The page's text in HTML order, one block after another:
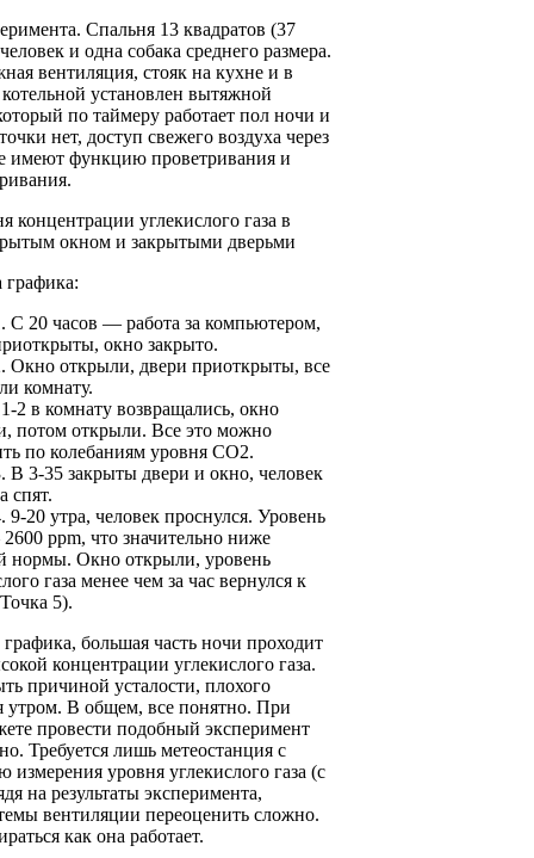
Спальня 13 квадратов (37
и одна собака среднего размера.
вентиляция, стояк на кухне и в
установлен вытяжной
по таймеру работает пол ночи и
нет, доступ свежего воздуха через
имеют функцию проветривания и
концентрации углекислого газа в
окном и закрытыми дверьми
С 20 часов — работа за компьютером,
окно закрыто.
Окно открыли, двери приоткрыты, все
комнату.
2 в комнату возвращались, окно
потом открыли. Все это можно
по колебаниям уровня CO2.
В 3-35 закрыты двери и окно, человек
спят.
9-20 утра, человек проснулся. Уровень
ppm, что значительно ниже
нормы. Окно открыли, уровень
газа менее чем за час вернулся к
5).
большая часть ночи проходит
концентрации углекислого газа.
причиной усталости, плохого
утром. В общем, все понятно. При
провести подобный эксперимент
Требуется лишь метеостанция с
измерения уровня углекислого газа (с
на результаты эксперимента,
вентиляции переоценить сложно.
как она работает.